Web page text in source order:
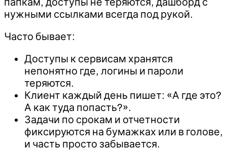
нужными ссылками всегда под рукой.
Часто бывает:
Доступы к сервисам хранятся
непонятно где, логины и пароли
теряются.
Клиент каждый день пишет: «А где это?
А как туда попасть?».
Задачи по срокам и отчетности
фиксируются на бумажках или в голове,
и часть просто забывается.